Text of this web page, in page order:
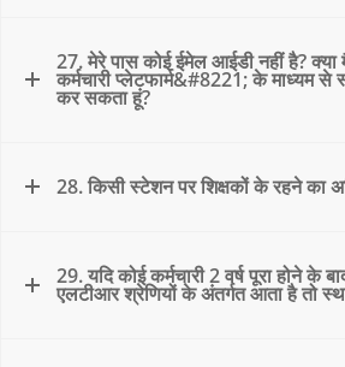
27. मेरे पास कोई ईमेल आईडी नहीं है?
कर्मचारी प्लेटफार्म&#8221; के माध्यम
कर सकता हूं?
28. किसी स्टेशन पर शिक्षकों के रहने का
29. यदि कोई कर्मचारी 2 वर्ष पूरा होने के
एलटीआर श्रेणियों के अंतर्गत आता है तो